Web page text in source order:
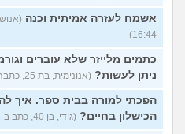
אשמח לעזרה אמיתית וכנה
16:44)
כתמים מלייזר שלא עוברים
ניתן לעשות? (אנונימית, בת 25, כתבה ב-03/08/26 16:33)
הפכתי למורה בבית ספר. איך
הכישלון בחיים? (גידי, בן 40, כתב ב-03/08/26 16:24)